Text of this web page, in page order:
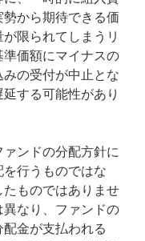
から期待できる価
限られてしまうリ
価額にマイナスの
の受付が中止とな
する可能性があり
ンドの分配方針に
行うものではな
たものではありませ
なり、ファンドの
金が支払われる